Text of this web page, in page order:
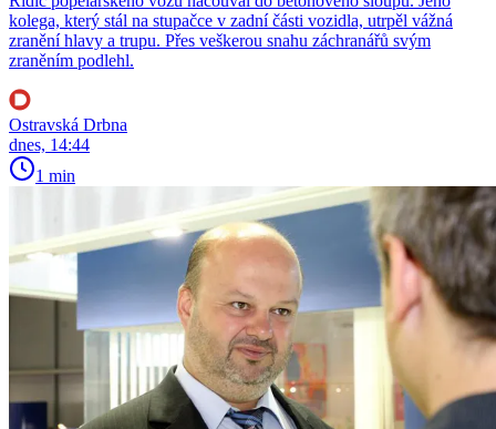
kolega, který stál na stupačce v zadní části vozidla, utrpěl vážná
zranění hlavy a trupu. Přes veškerou snahu záchranářů svým
zraněním podlehl.
Ostravská Drbna
dnes, 14:44
1 min